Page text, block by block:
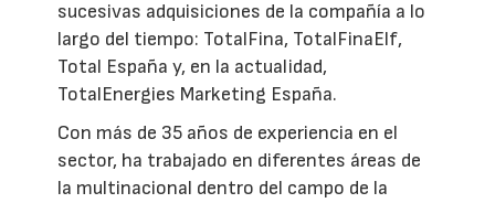
sucesivas adquisiciones de la compañía a lo
largo del tiempo: TotalFina, TotalFinaElf,
Total España y, en la actualidad,
TotalEnergies Marketing España.
Con más de 35 años de experiencia en el
sector, ha trabajado en diferentes áreas de
la multinacional dentro del campo de la